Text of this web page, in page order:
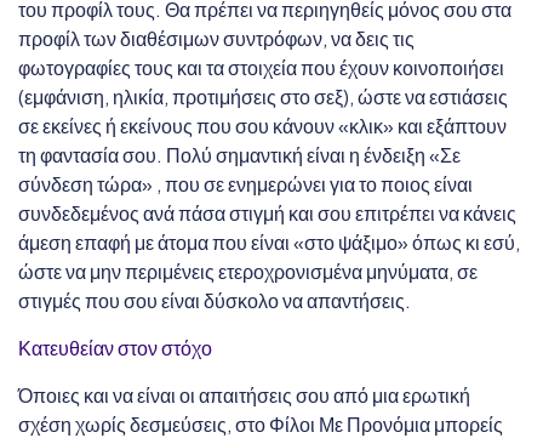
του προφίλ τους. Θα πρέπει να περιηγηθείς μόνος σου στα
προφίλ των διαθέσιμων συντρόφων, να δεις τις
φωτογραφίες τους και τα στοιχεία που έχουν κοινοποιήσει
(εμφάνιση, ηλικία, προτιμήσεις στο σεξ), ώστε να εστιάσεις
σε εκείνες ή εκείνους που σου κάνουν «κλικ» και εξάπτουν
τη φαντασία σου. Πολύ σημαντική είναι η ένδειξη «Σε
σύνδεση τώρα» , που σε ενημερώνει για το ποιος είναι
συνδεδεμένος ανά πάσα στιγμή και σου επιτρέπει να κάνεις
άμεση επαφή με άτομα που είναι «στο ψάξιμο» όπως κι εσύ,
ώστε να μην περιμένεις ετεροχρονισμένα μηνύματα, σε
στιγμές που σου είναι δύσκολο να απαντήσεις.
Κατευθείαν στον στόχο
Όποιες και να είναι οι απαιτήσεις σου από μια ερωτική
σχέση χωρίς δεσμεύσεις, στο Φίλοι Με Προνόμια μπορείς